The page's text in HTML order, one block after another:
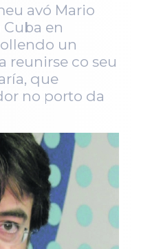
avó Mario
Cuba en
un
reunirse co seu
que
no porto da